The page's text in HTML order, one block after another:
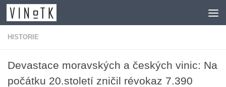
Skip to content
HISTORIE
Devastace moravských a českých vinic: Na
počátku 20.století zničil révokaz 7.390